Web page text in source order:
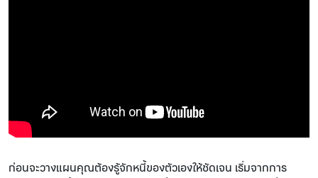
ก่อนจะวางแผนคุณต้องรู้จักหนี้ของตัวเองให้ชัดเจน เริ่มจากการ